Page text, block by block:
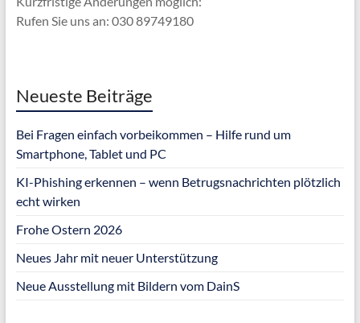
Rufen Sie uns an: 030 89749180
Neueste Beiträge
Bei Fragen einfach vorbeikommen – Hilfe rund um
Smartphone, Tablet und PC
KI-Phishing erkennen – wenn Betrugsnachrichten plötzlich
echt wirken
Frohe Ostern 2026
Neues Jahr mit neuer Unterstützung
Neue Ausstellung mit Bildern vom DainS